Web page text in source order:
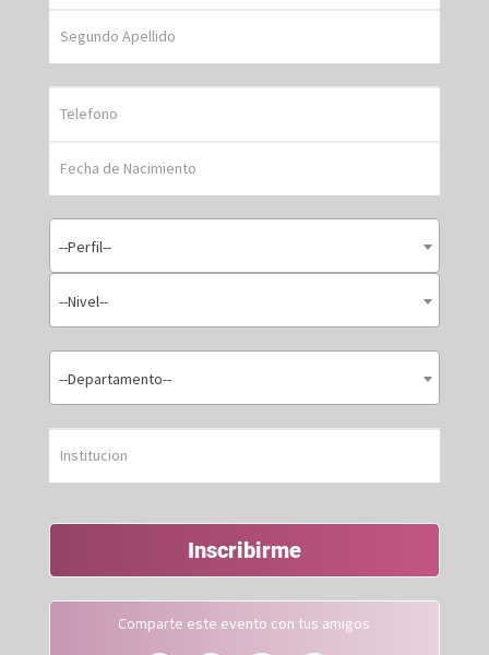
--Perfil--
--Nivel--
--Departamento--
Inscribirme
Comparte este evento con tus amigos